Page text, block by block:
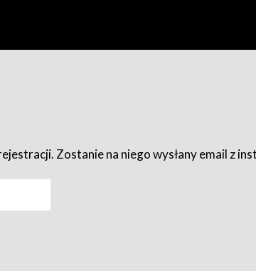
Zostanie na niego wysłany email z